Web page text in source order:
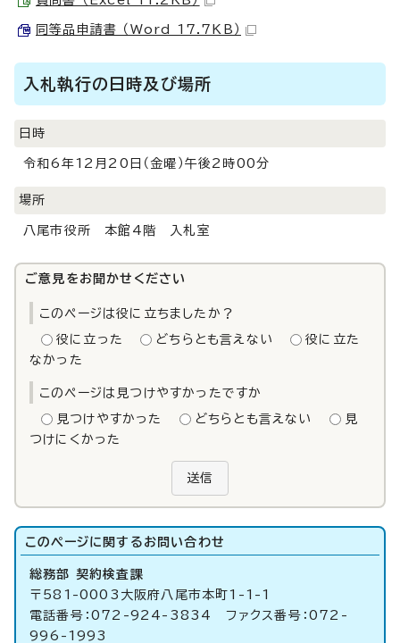
同等品申請書 （Word 17.7KB）
入札執行の日時及び場所
日時
令和6年12月20日（金曜）午後2時00分
場所
八尾市役所 本館4階 入札室
ご意見をお聞かせください
このページは役に立ちましたか？
役に立った どちらとも言えない
役に立た
なかった
このページは見つけやすかったですか
見つけやすかった どちらとも言えない
見
つけにくかった
送信
このページに関する お問い合わせ
総務部 契約検査課
〒581-0003大阪府八尾市本町1-1-1
電話番号：072-924-3834 ファクス番号：072-
996-1993